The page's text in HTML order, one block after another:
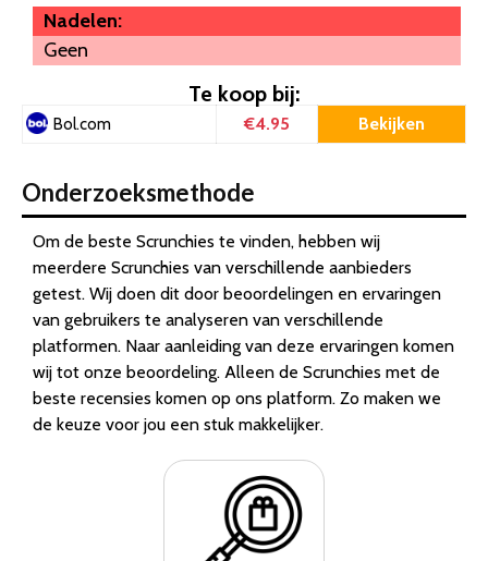
Nadelen:
Geen
Te koop bij:
Bol.com €4.95 Bekijken
Onderzoeksmethode
Om de beste Scrunchies te vinden, hebben wij
meerdere Scrunchies van verschillende aanbieders
getest. Wij doen dit door beoordelingen en ervaringen
van gebruikers te analyseren van verschillende
platformen. Naar aanleiding van deze ervaringen komen
wij tot onze beoordeling. Alleen de Scrunchies met de
beste recensies komen op ons platform. Zo maken we
de keuze voor jou een stuk makkelijker.